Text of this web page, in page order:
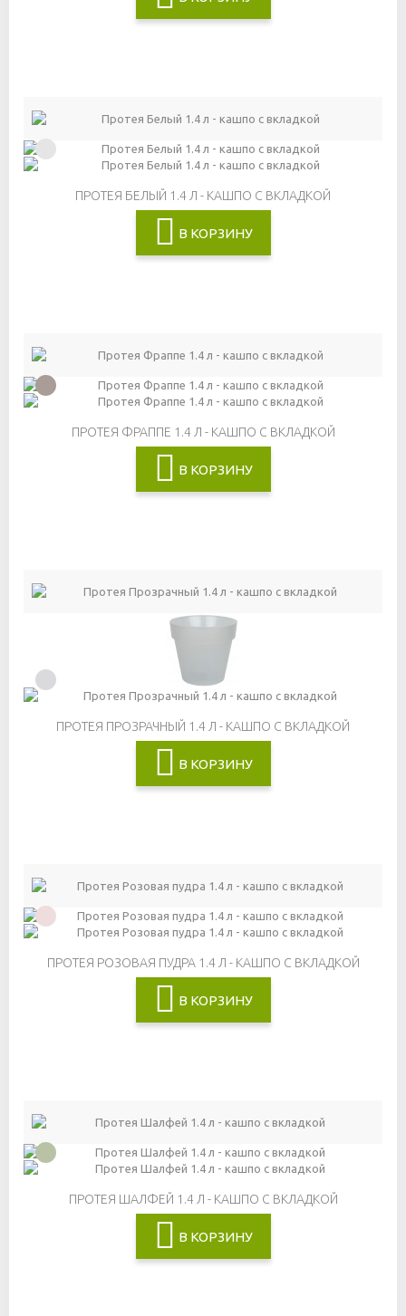
ПРОТЕЯ БЕЛЫЙ 1.4 Л - КАШПО С ВКЛАДКОЙ
В КОРЗИНУ
ПРОТЕЯ ФРАППЕ 1.4 Л - КАШПО С ВКЛАДКОЙ
В КОРЗИНУ
ПРОТЕЯ ПРОЗРАЧНЫЙ 1.4 Л - КАШПО С ВКЛАДКОЙ
В КОРЗИНУ
ПРОТЕЯ РОЗОВАЯ ПУДРА 1.4 Л - КАШПО С ВКЛАДКОЙ
В КОРЗИНУ
ПРОТЕЯ ШАЛФЕЙ 1.4 Л - КАШПО С ВКЛАДКОЙ
В КОРЗИНУ